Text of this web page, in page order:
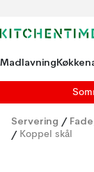
Madlavning
S
Servering /
/ Koppel skål